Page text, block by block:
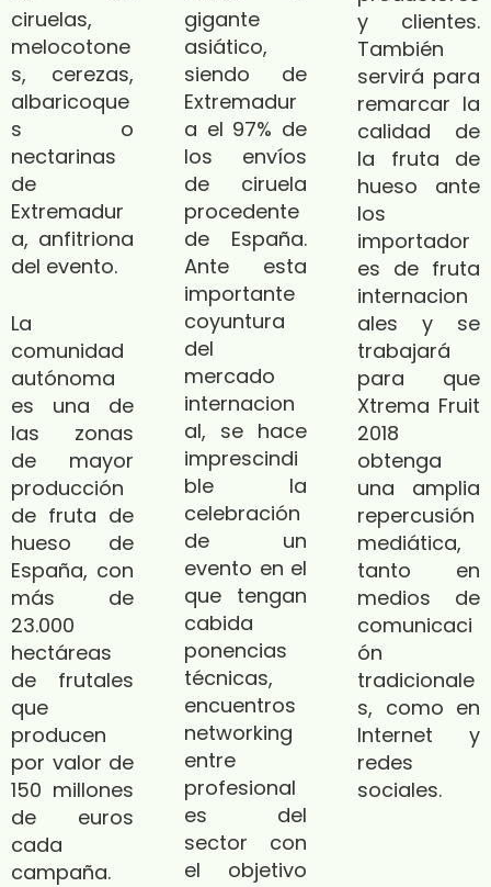
ciruelas,
melocotone
s, cerezas,
albaricoque
s o
nectarinas
de
Extremadur
a, anfitriona
del evento.
La
comunidad
autónoma
es una de
las zonas
de mayor
producción
de fruta de
hueso de
España, con
más de
23.000
hectáreas
de frutales
que
producen
por valor de
150 millones
de euros
cada
campaña.
gigante
asiático,
siendo de
Extremadur
a el 97% de
los envíos
de ciruela
procedente
de España.
Ante esta
importante
coyuntura
del
mercado
internacion
al, se hace
imprescindi
ble la
celebración
de un
evento en el
que tengan
cabida
ponencias
técnicas,
encuentros
networking
entre
profesional
es del
sector con
el objetivo
y clientes.
También
servirá para
remarcar la
calidad de
la fruta de
hueso ante
los
importador
es de fruta
internacion
ales y se
trabajará
para que
Xtrema Fruit
2018
obtenga
una amplia
repercusión
mediática,
tanto en
medios de
comunicaci
ón
tradicionale
s, como en
Internet y
redes
sociales.